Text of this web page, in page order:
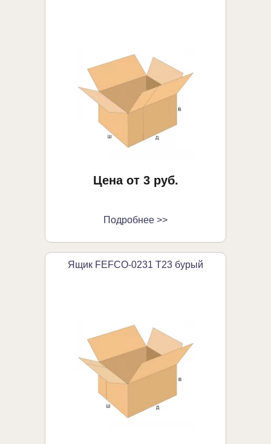
Цена от 3 руб.
Подробнее >>
Ящик FEFCO-0231 Т23 бурый